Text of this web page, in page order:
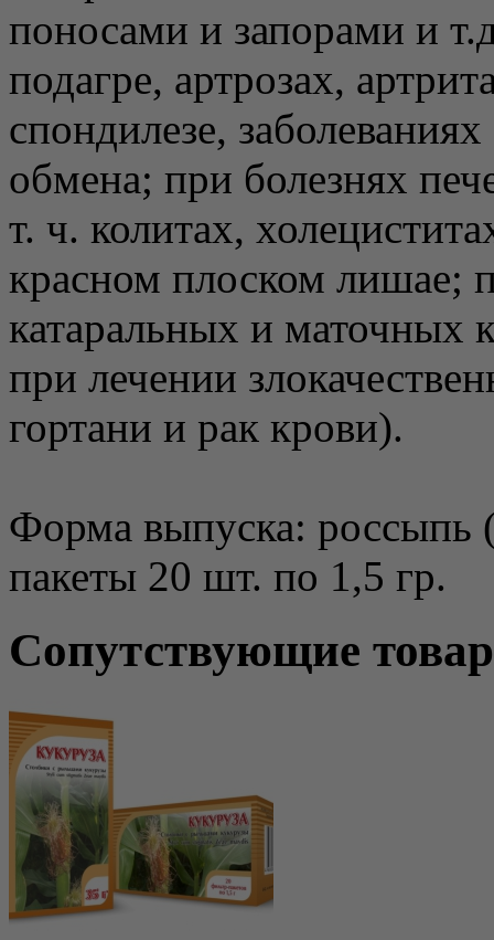
поносами и запорами и
подагре, артрозах,
спондилезе,
обмена; при болезнях
т. ч. колитах,
красном плоском лишае;
катаральных и маточных
при лечении
гортани и рак крови).
Форма выпуска: россыпь
пакеты 20 шт. по 1,5 гр.
Сопутствующие